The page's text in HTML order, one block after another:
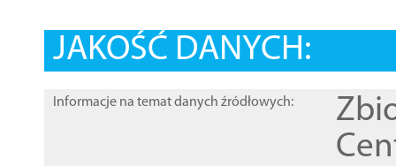
JAKOŚĆ DANYCH:
Informacje na temat danych źródłowych: